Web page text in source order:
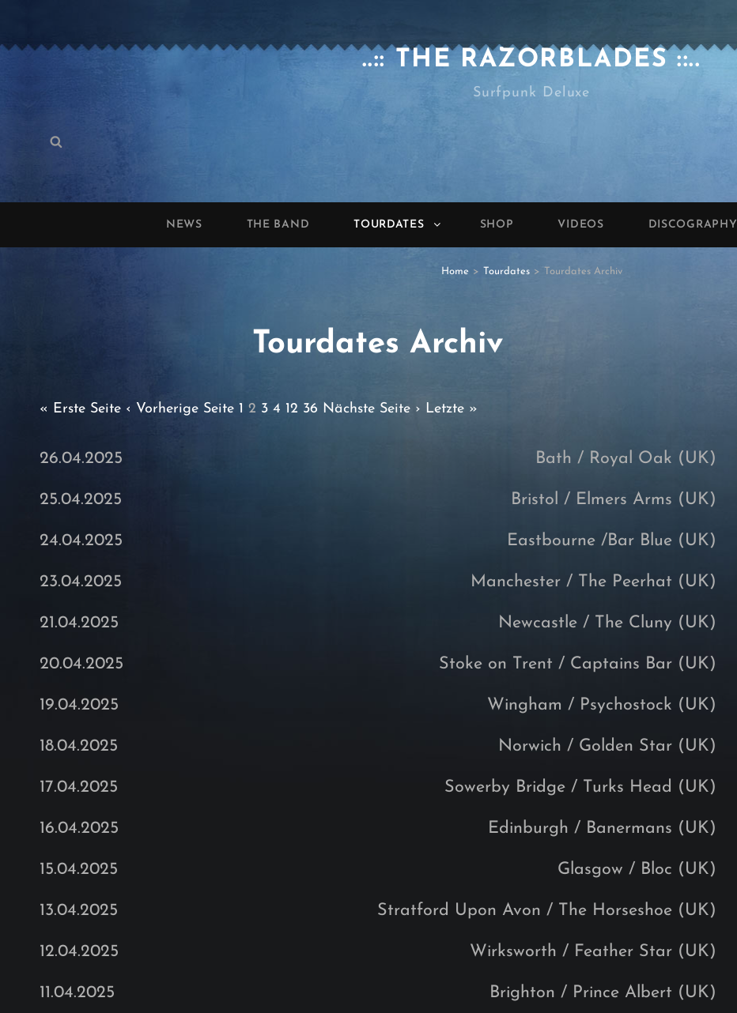
..:: THE RAZORBLADES ::..
Surfpunk Deluxe
Search
NEWS THE BAND TOURDATES SHOP VIDEOS DISCOGRAPHY
Home > Tourdates > Tourdates Archiv
Tourdates Archiv
« Erste Seite ‹ Vorherige Seite 1 2 3 4 12 36 Nächste Seite › Letzte »
26.04.2025 Bath / Royal Oak (UK)
25.04.2025 Bristol / Elmers Arms (UK)
24.04.2025 Eastbourne /Bar Blue (UK)
23.04.2025 Manchester / The Peerhat (UK)
21.04.2025 Newcastle / The Cluny (UK)
20.04.2025 Stoke on Trent / Captains Bar (UK)
19.04.2025 Wingham / Psychostock (UK)
18.04.2025 Norwich / Golden Star (UK)
17.04.2025 Sowerby Bridge / Turks Head (UK)
16.04.2025 Edinburgh / Banermans (UK)
15.04.2025 Glasgow / Bloc (UK)
13.04.2025 Stratford Upon Avon / The Horseshoe (UK)
12.04.2025 Wirksworth / Feather Star (UK)
11.04.2025 Brighton / Prince Albert (UK)